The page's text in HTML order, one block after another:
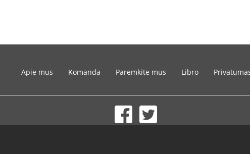
Apie mus Komanda Paremkite mus Libro